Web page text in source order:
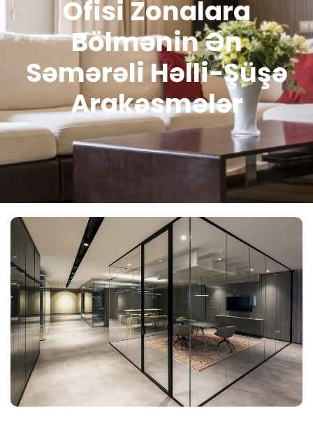
Ofisi Zonalara
Bölmənin Ən
Səmərəli Həlli-Şüşə
Arakəsmələr